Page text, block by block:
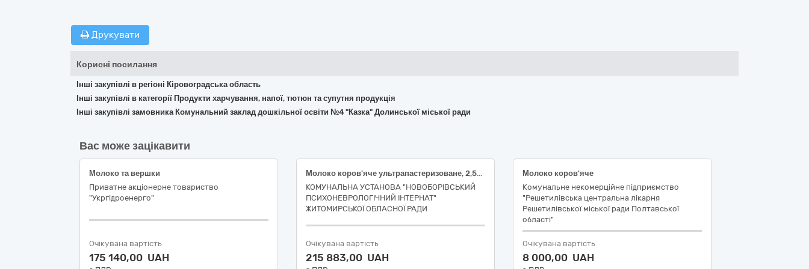
Друкувати
Корисні посилання
Інші закупівлі в регіоні Кіровоградська область
Інші закупівлі в категорії Продукти харчування, напої, тютюн та супутня продукція
Інші закупівлі замовника Комунальний заклад дошкільної освіти №4 "Казка" Долинської міської ради
Вас може зацікавити
Молоко та вершки
Приватне акціонерне товариство
"Укргідроенерго"
Очікувана вартість
175 140,00 UAH
Молоко коров'яче ультрапастеризоване, 2,5%, пакет картонний (плоский), ДСТУ 2661, 900-1000г
КОМУНАЛЬНА УСТАНОВА "НОВОБОРІВСЬКИЙ
ПСИХОНЕВРОЛОГІЧНИЙ ІНТЕРНАТ"
ЖИТОМИРСЬКОЇ ОБЛАСНОЇ РАДИ
Очікувана вартість
215 883,00 UAH
Молоко коров'яче
Комунальне некомерційне підприємство
"Решетилівська центральна лікарня
Решетилівської міської ради Полтавської
області"
Очікувана вартість
8 000,00 UAH